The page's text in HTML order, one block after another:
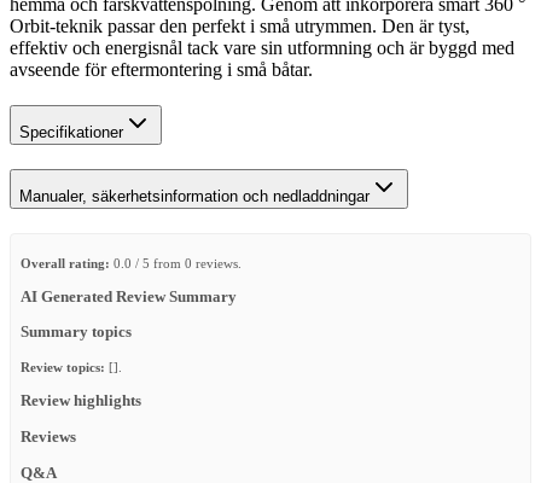
hemma och färskvattenspolning. Genom att inkorporera smart 360 °
Orbit-teknik passar den perfekt i små utrymmen. Den är tyst,
effektiv och energisnål tack vare sin utformning och är byggd med
avseende för eftermontering i små båtar.
Specifikationer
Manualer, säkerhetsinformation och nedladdningar
Overall rating: 0.0 / 5 from 0 reviews.
AI Generated Review Summary
Summary topics
Review topics: [].
Review highlights
Reviews
Q&A